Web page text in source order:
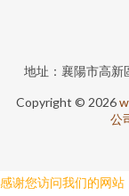
地址：襄陽市高新
Copyright © 2026
公
感谢您访问我们的网